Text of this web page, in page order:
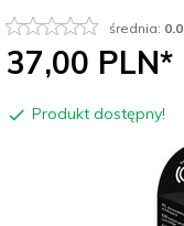
średnia: 0.0
37,00 PLN*
Produkt dostępny!